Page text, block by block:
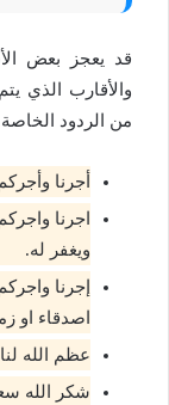
قد يعجز بعض
والأقارب الذي
من الردود الخاصة
أجرنا
اجرنا
ويغفر له.
إجرنا
اصدقاء او
عظم الله
شكر الله